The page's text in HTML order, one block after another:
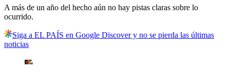
A más de un año del hecho aún no hay pistas claras sobre lo
ocurrido.
Siga a EL PAÍS en Google Discover y no se pierda las últimas
noticias